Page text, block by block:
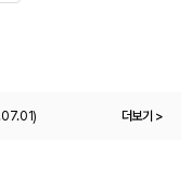
더보기 >